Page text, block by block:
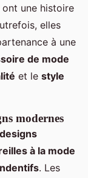
ont une histoire
elles
à une
de mode
et le style
modernes
designs
à la mode
. Les